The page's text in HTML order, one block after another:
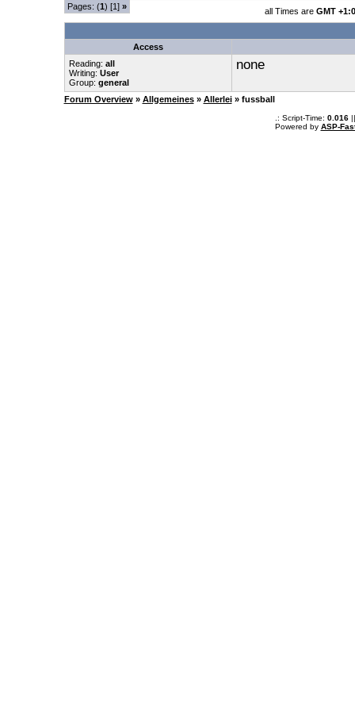
Pages: (1) [1] » all Times are GMT
Access
Reading: all
Writing: User
Group: general
none
Forum Overview » Allgemeines » Allerlei » fussball
.: Script-Time: 0.016||
Powered by ASP-